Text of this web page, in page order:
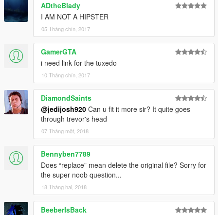
ADtheBlady
I AM NOT A HIPSTER
05 Tháng chín, 2017
GamerGTA
i need link for the tuxedo
10 Tháng chín, 2017
DiamondSaints
@jedijosh920 Can u fit it more sir? It quite goes
through trevor's head
07 Tháng một, 2018
Bennyben7789
Does “replace” mean delete the original file? Sorry for
the super noob question...
18 Tháng hai, 2018
BeeberIsBack